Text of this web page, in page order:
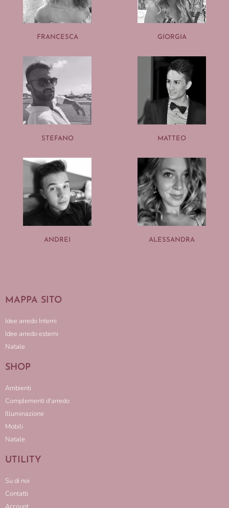
FRANCESCA GIORGIA
STEFANO MATTEO
ANDREI ALESSANDRA
MAPPA SITO
Idee arredo Interni
Idee arredo esterni
Natale
SHOP
Ambienti
Complementi d'arredo
Illuminazione
Mobili
Natale
UTILITY
Su di noi
Contatti